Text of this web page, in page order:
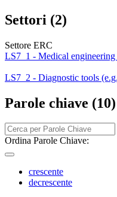
Settori (2)
Settore ERC
LS7_1 - Medical
LS7_2 - Diagnostic tools
Parole chiave (10)
Ordina Parole Chiave:
crescente
decrescente